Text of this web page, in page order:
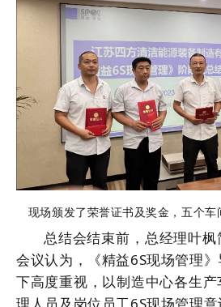
现场颁发了荣誉证书及奖金，五个
总结会结束前，总经理叶枫
会议认为，《精益6S现场管理
下高度重视，以制造中心各生
理人员及岗位员工6S现场管理意